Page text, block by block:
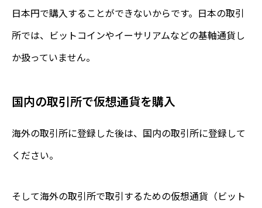
日本円で購入することができないからです。日本の取引
所では、ビットコインやイーサリアムなどの基軸通貨し
か扱っていません。
国内の取引所で仮想通貨を購入
海外の取引所に登録した後は、国内の取引所に登録して
ください。
そして海外の取引所で取引するための仮想通貨（ビット